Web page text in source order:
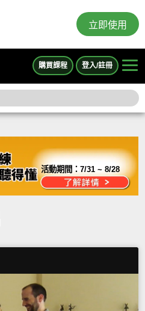
立即使用
購買課程 登入/註冊
活動期間：7/31 ~ 8/28